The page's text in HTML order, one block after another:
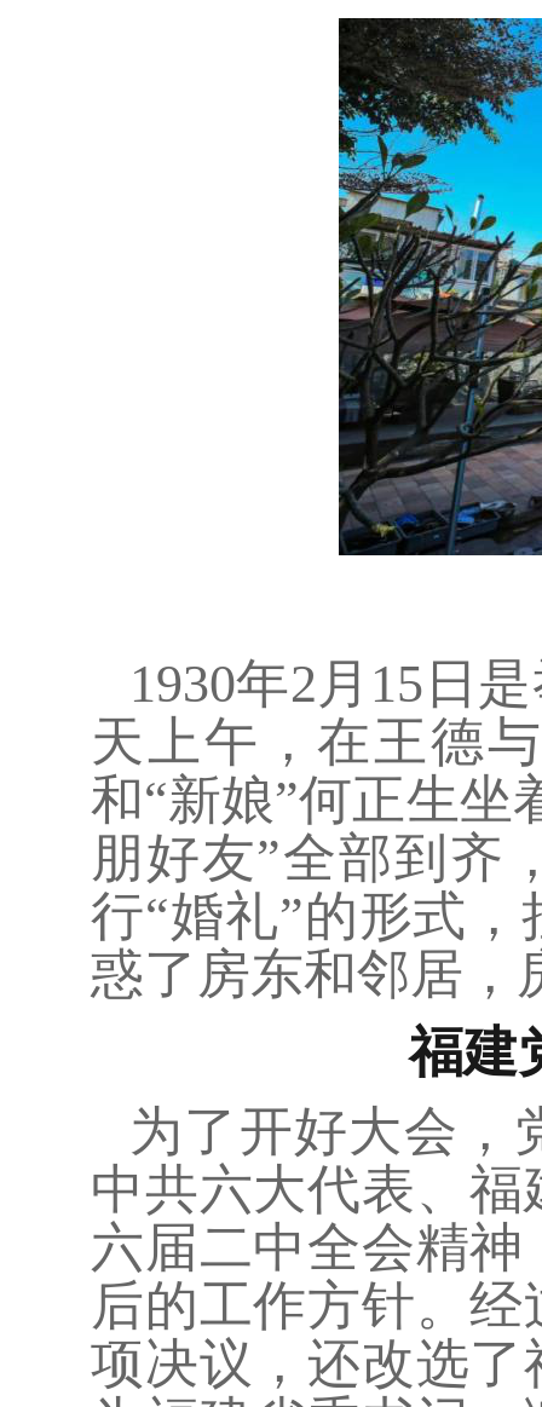
1930年2月15日
天上午，在王德
和“新娘”何正生坐
朋好友”全部到齐
行“婚礼”的形式
惑了房东和邻居，
福建
为了开好大会，
中共六大代表、
六届二中全会精
后的工作方针。
项决议，还改选